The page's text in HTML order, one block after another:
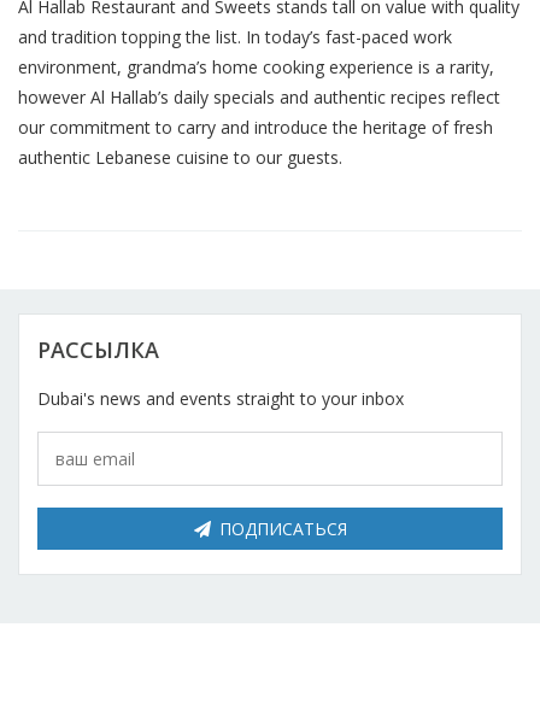
Al Hallab Restaurant and Sweets stands tall on value with quality
and tradition topping the list. In today’s fast-paced work
environment, grandma’s home cooking experience is a rarity,
however Al Hallab’s daily specials and authentic recipes reflect
our commitment to carry and introduce the heritage of fresh
authentic Lebanese cuisine to our guests.
РАССЫЛКА
Dubai's news and events straight to your inbox
ПОДПИСАТЬСЯ